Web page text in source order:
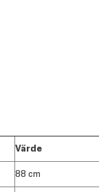
Värde
88 cm